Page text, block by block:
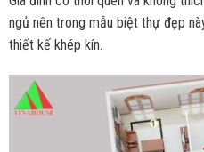
ngủ nên trong mẫu biệt thự đẹp
thiết kế khép kín.